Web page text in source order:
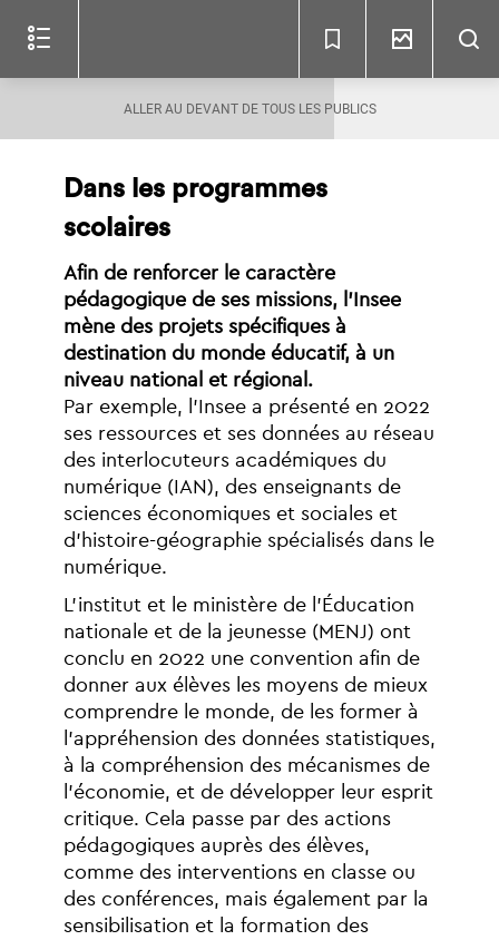
(c)
ALLER AU DEVANT DE TOUS LES PUBLICS
Dans les programmes
scolaires
Afin de renforcer le caractère
pédagogique de ses missions, l’Insee
mène des projets spécifiques à
destination du monde éducatif, à un
niveau national et régional.
Par exemple, l’Insee a présenté en 2022
ses ressources et ses données au réseau
des interlocuteurs académiques du
numérique (IAN), des enseignants de
sciences économiques et sociales et
d’histoire-géographie spécialisés dans le
numérique.
L’institut et le ministère de l’Éducation
nationale et de la jeunesse (MENJ) ont
conclu en 2022 une convention afin de
donner aux élèves les moyens de mieux
comprendre le monde, de les former à
l’appréhension des données statistiques,
à la compréhension des mécanismes de
l’économie, et de développer leur esprit
critique. Cela passe par des actions
pédagogiques auprès des élèves,
comme des interventions en classe ou
des conférences, mais également par la
sensibilisation et la formation des